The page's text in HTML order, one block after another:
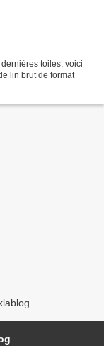
toiles, voici
lin brut de format